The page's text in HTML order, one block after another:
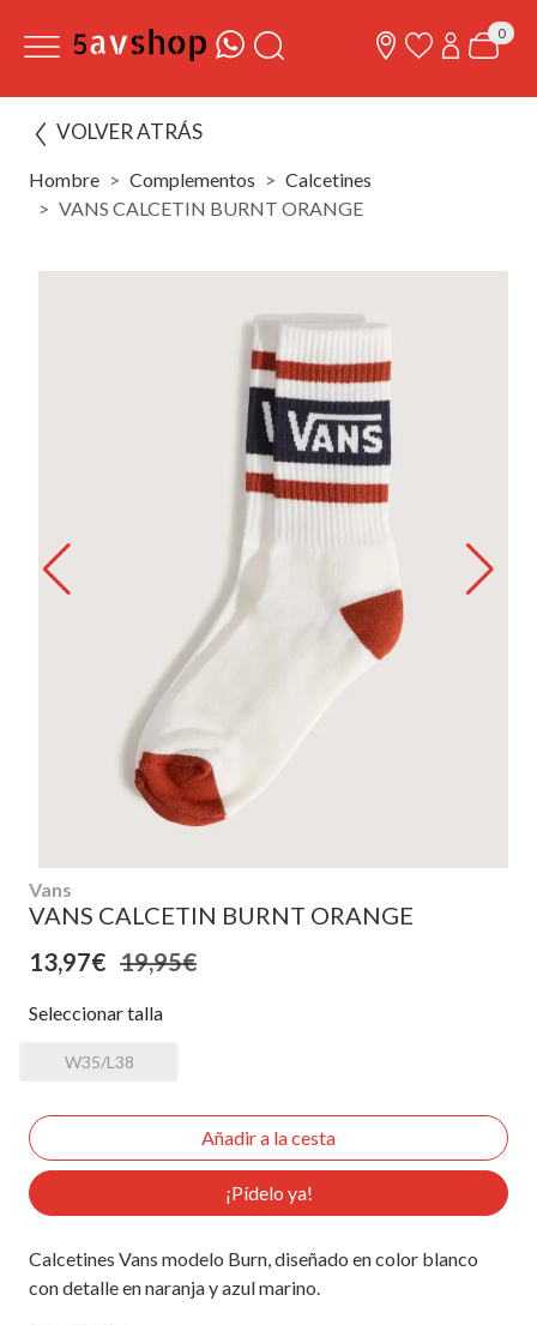
0
VOLVER ATRÁS
Hombre Complementos
Calcetines
VANS CALCETIN BURNT ORANGE
Vans
VANS CALCETIN BURNT ORANGE
13,97€ 19,95€
Seleccionar talla
W35/L38
¡Pídelo ya!
Calcetines Vans modelo Burn, diseñado en color blanco
con detalle en naranja y azul marino.